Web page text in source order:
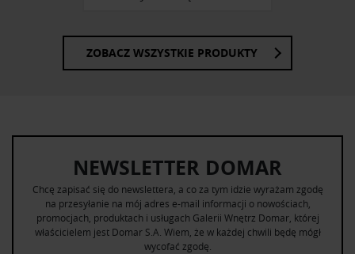
ZOBACZ WSZYSTKIE PRODUKTY
NEWSLETTER DOMAR
Chcę zapisać się do newslettera, a co za tym idzie wyrażam zgodę
na przesyłanie na mój adres e-mail informacji o nowościach,
promocjach, produktach i usługach Galerii Wnętrz Domar, której
właścicielem jest Domar S.A. Wiem, że w każdej chwili będę mógł
wycofać zgodę.